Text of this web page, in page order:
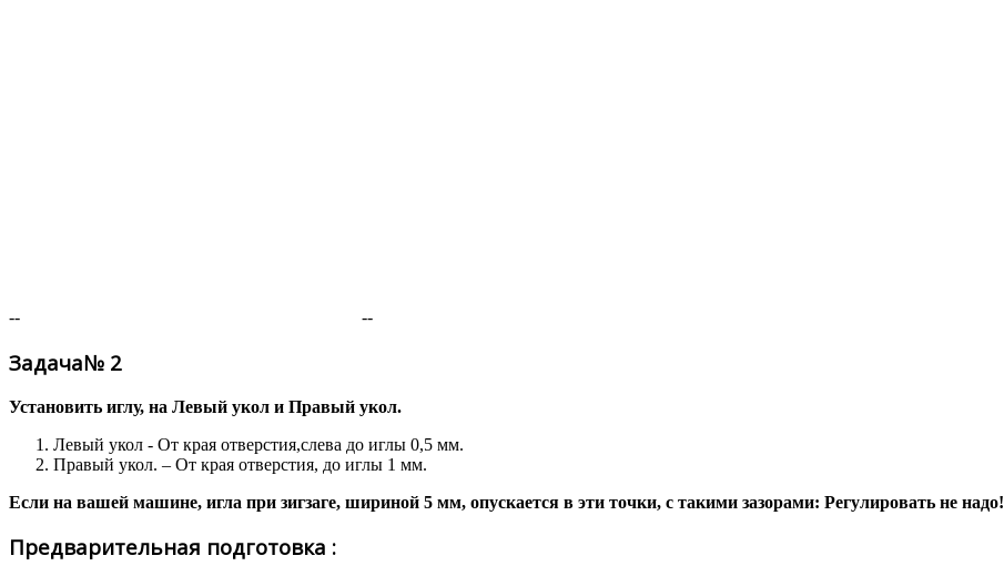
-- --
Задача№ 2
Установить иглу, на Левый укол и Правый укол.
Левый укол - От края отверстия,слева до иглы 0,5 мм.
Правый укол. – От края отверстия, до иглы 1 мм.
Если на вашей машине, игла при зигзаге, шириной 5 мм, опускается в эти точки, с такими зазорами: Регулировать не надо!
Предварительная подготовка :